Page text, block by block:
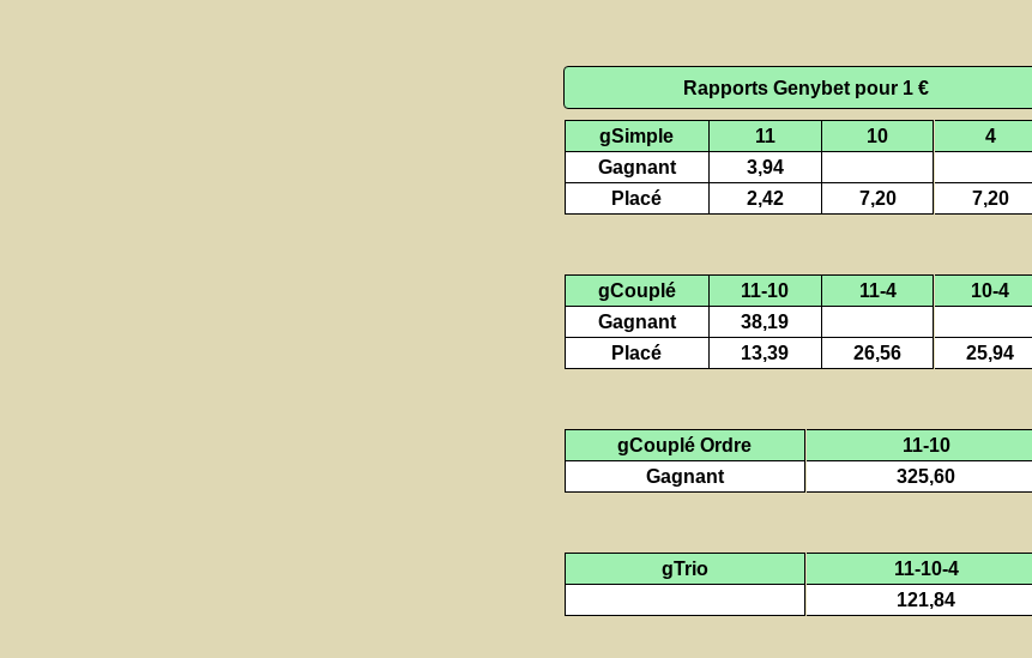
Rapports Genybet pour 1 €
gSimple 11 10
4
Gagnant
3,94
Placé
2,42 7,20 7,20
gCouplé 11-10 11-4
10-4
Gagnant
38,19
Placé
13,39 26,56 25,94
gCouplé Ordre
11-10
Gagnant
325,60
gTrio
11-10-4
121,84